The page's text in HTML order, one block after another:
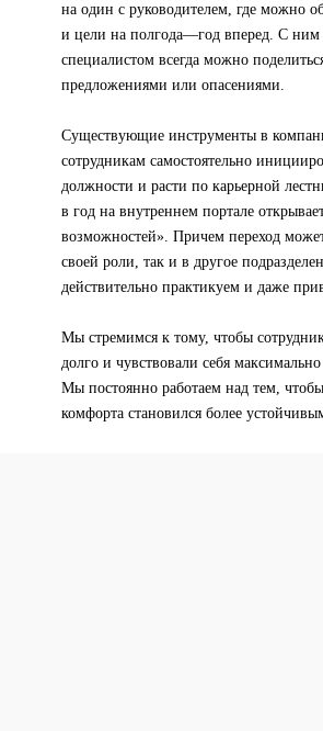
на один с руководителем, где можно
и цели на полгода—год вперед. С
специалистом всегда можно
предложениями или опасениями.
Существующие инструменты в
сотрудникам самостоятельно
должности и расти по карьерной
в год на внутреннем портале
возможностей». Причем переход
своей роли, так и в другое
действительно практикуем и даже
Мы стремимся к тому, чтобы
долго и чувствовали себя
Мы постоянно работаем над тем,
комфорта становился более